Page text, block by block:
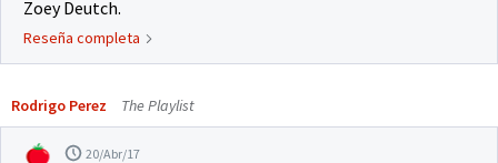
Zoey Deutch.
Reseña completa
Rodrigo Perez The Playlist
20/Abr/17